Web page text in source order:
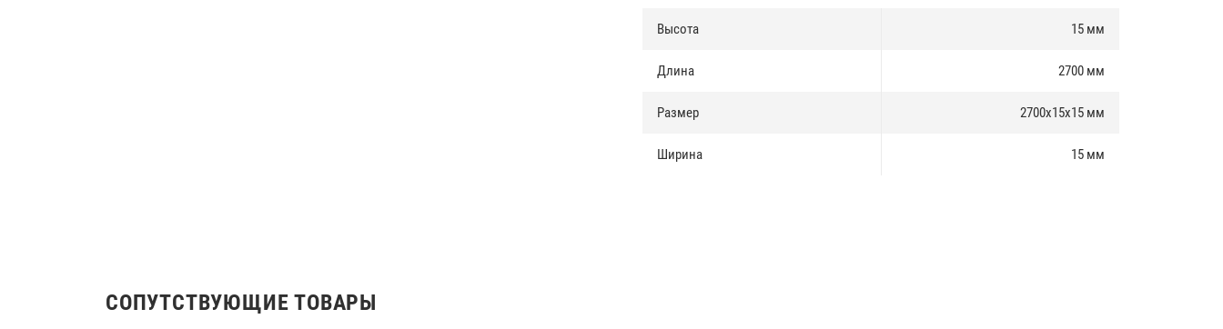
Высота 15 мм
Длина 2700 мм
Размер 2700х15х15 мм
Ширина 15 мм
СОПУТСТВУЮЩИЕ ТОВАРЫ